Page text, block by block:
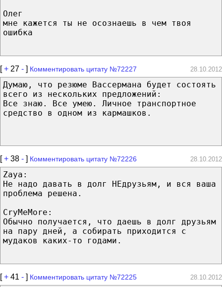
Олег
мне кажется ты не осознаешь в чем твоя
ошибка
[+ 27 - ] Комментировать цитату №72227 28.10.2012
Думаю, что резюме Вассермана будет состоять
всего из нескольких предложений:
Все знаю. Все умею. Личное транспортное
средство в одном из кармашков.
[+ 38 - ] Комментировать цитату №72226 28.10.2012
Zaya:
Не надо давать в долг НЕдрузьям, и вся ваша
проблема решена.
CryMeMore:
Обычно получается, что даешь в долг друзьям
на пару дней, а собирать приходится с
мудаков каких-то годами.
[+ 41 - ] Комментировать цитату №72225 28.10.2012